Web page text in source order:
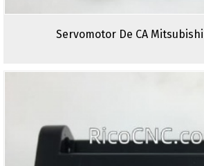
Servomotor De CA Mitsubishi